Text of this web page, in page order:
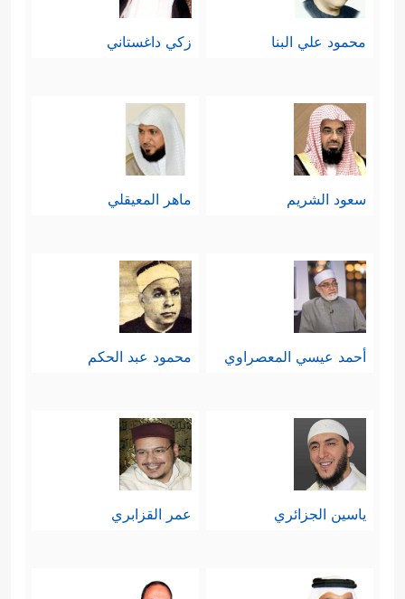
محمود علي البنا زكي داغستاني
سعود الشريم ماهر المعيقلي
أحمد عيسي المعصراوي محمود عبد الحكم
ياسين الجزائري عمر القزابري